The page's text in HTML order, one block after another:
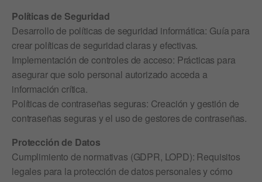
Políticas de Seguridad
Desarrollo de políticas de seguridad informática: Guía para
crear políticas de seguridad claras y efectivas.
Implementación de controles de acceso: Prácticas para
asegurar que solo personal autorizado acceda a
información crítica.
Políticas de contraseñas seguras: Creación y gestión de
contraseñas seguras y el uso de gestores de contraseñas.
Protección de Datos
Cumplimiento de normativas (GDPR, LOPD): Requisitos
legales para la protección de datos personales y cómo